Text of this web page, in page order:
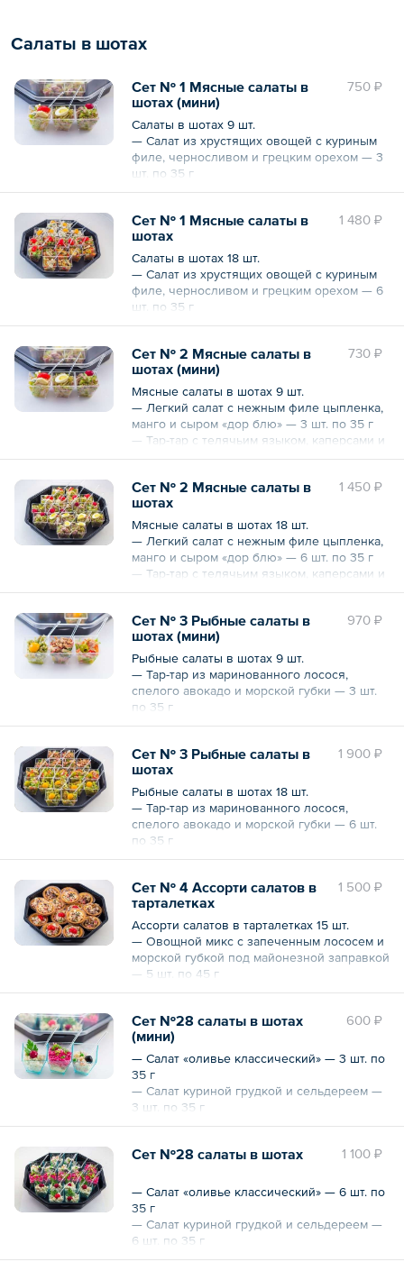
Салаты в шотах
750 ₽
Сет № 1 Мясные салаты в
шотах (мини)
Cалаты в шотах 9 шт.
— Салат из хрустящих овощей с куриным
филе, черносливом и грецким орехом — 3
шт. по 35 г
— Салат из ветчины индейки, свежими
— 3 шт. по 35 г
— Фрикасе из листьев салата с авокадо,
кусочками маринованного лосося,
креветками и сиропом «бальзамико» — 3
шт. по 35 г
Общий вес — 315 г
1 480 ₽
Сет № 1 Мясные салаты в
шотах
Cалаты в шотах 18 шт.
— Салат из хрустящих овощей с куриным
филе, черносливом и грецким орехом — 6
шт. по 35 г
— Салат из ветчины индейки, свежими
— 6 шт. по 35 г
— Фрикасе из листьев салата с авокадо,
кусочками маринованного лосося,
креветками и сиропом «бальзамико» — 6
шт. по 35 г
Общий вес — 630 г
730 ₽
Сет № 2 Мясные салаты в
шотах (мини)
Мясные салаты в шотах 9 шт.
— Легкий салат с нежным филе цыпленка,
манго и сыром «дор блю» — 3 шт. по 35 г
— Тар-тар с телячьим языком, каперсами и
клюквой — 3 шт. по 35 г
ароматным сельдереем и перепелиным
яйцом — 3 шт. по 35 г
Общий вес — 315 г
1 450 ₽
Сет № 2 Мясные салаты в
шотах
Мясные салаты в шотах 18 шт.
— Легкий салат с нежным филе цыпленка,
манго и сыром «дор блю» — 6 шт. по 35 г
— Тар-тар с телячьим языком, каперсами и
клюквой — 6 шт. по 35 г
ароматным сельдереем и перепелиным
яйцом — 6 шт. по 35 г
Общий вес — 630 г
970 ₽
Сет № 3 Рыбные салаты в
шотах (мини)
Рыбные салаты в шотах 9 шт.
— Тар-тар из маринованного лосося,
спелого авокадо и морской губки — 3 шт.
по 35 г
— Салат-микс с тунцом и горчичной
— Деликатесная рыбка х/к с зеленой
фасолью, пряным базиликом и
тыквенными семечками — 3 шт. по 35 г
Общий вес — 315 г
1 900 ₽
Сет № 3 Рыбные салаты в
шотах
Рыбные салаты в шотах 18 шт.
— Тар-тар из маринованного лосося,
спелого авокадо и морской губки — 6 шт.
по 35 г
— Салат-микс с тунцом и горчичной
— Деликатесная рыбка х/к с зеленой
фасолью, пряным базиликом и
тыквенными семечками — 6 шт. по 35 г
Общий вес — 630 г
1 500 ₽
Сет № 4 Ассорти салатов в
тарталетках
Ассорти салатов в тарталетках 15 шт.
— Овощной микс с запеченным лососем и
морской губкой под майонезной заправкой
— 5 шт. по 45 г
— Классический английский салат с
граната — 5 шт. по 45 г
— Мясной салат с ростбифом, ананасом и
грецким орехом — 5 шт. по 45 г
Общий вес — 675 г
600 ₽
Сет №28 салаты в шотах
(мини)
— Салат «оливье классический» — 3 шт. по
35 г
— Салат куриной грудкой и сельдереем —
3 шт. по 35 г
— Сельдь под шубой — 3 шт. по 65 г
405 г
1 100 ₽
Сет №28 салаты в шотах
— Салат «оливье классический» — 6 шт. по
35 г
— Салат куриной грудкой и сельдереем —
6 шт. по 35 г
— Сельдь под шубой — 6 шт. по 65 г